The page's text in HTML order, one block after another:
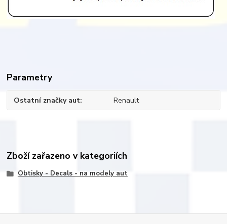
Parametry
Ostatní značky aut Renault
Zboží zařazeno v kategoriích
Obtisky - Decals - na modely aut